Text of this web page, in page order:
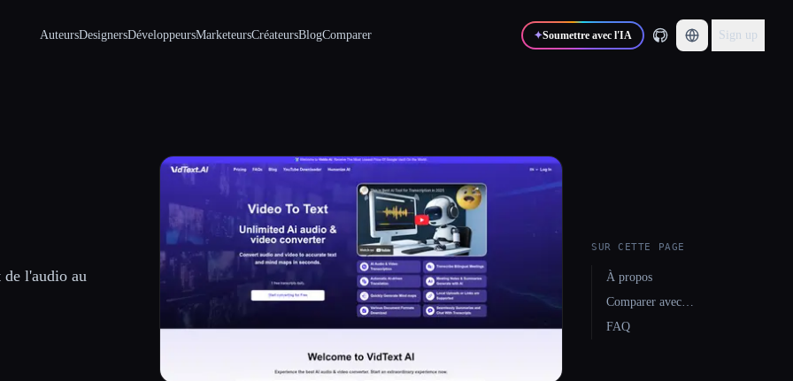
AuteursDesignersDéveloppeursMarketeursCréateursBlogComparer ✦Soumettre avec l'IA Sign up
l'audio au
SUR CETTE PAGE
À propos
Comparer avec…
FAQ